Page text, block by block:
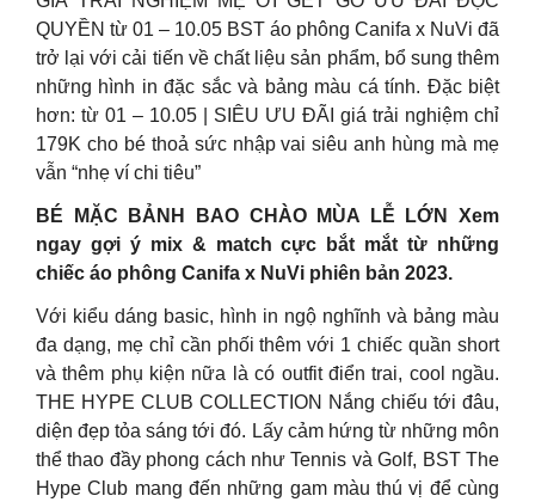
QUYỀN từ 01 – 10.05 BST áo phông Canifa x NuVi đã
trở lại với cải tiến về chất liệu sản phẩm, bổ sung thêm
những hình in đặc sắc và bảng màu cá tính. Đặc biệt
hơn: từ 01 – 10.05 | SIÊU ƯU ĐÃI giá trải nghiệm chỉ
179K cho bé thoả sức nhập vai siêu anh hùng mà mẹ
vẫn “nhẹ ví chi tiêu”
BÉ MẶC BẢNH BAO CHÀO MÙA LỄ LỚN Xem
ngay gợi ý mix & match cực bắt mắt từ những
chiếc áo phông Canifa x NuVi phiên bản 2023.
Với kiểu dáng basic, hình in ngộ nghĩnh và bảng màu
đa dạng, mẹ chỉ cần phối thêm với 1 chiếc quần short
và thêm phụ kiện nữa là có outfit điển trai, cool ngầu.
THE HYPE CLUB COLLECTION Nắng chiếu tới đâu,
diện đẹp tỏa sáng tới đó. Lấy cảm hứng từ những môn
thể thao đầy phong cách như Tennis và Golf, BST The
Hype Club mang đến những gam màu thú vị để cùng